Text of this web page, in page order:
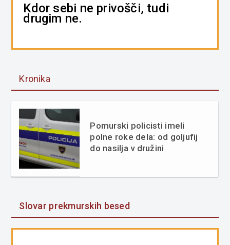
Kdor sebi ne privošči, tudi
drugim ne.
Kronika
Pomurski policisti imeli
polne roke dela: od goljufij
do nasilja v družini
Slovar prekmurskih besed